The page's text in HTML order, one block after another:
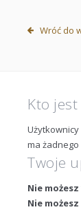
Wróć do
Kto
ma
Twoje
Nie możesz
Nie możesz